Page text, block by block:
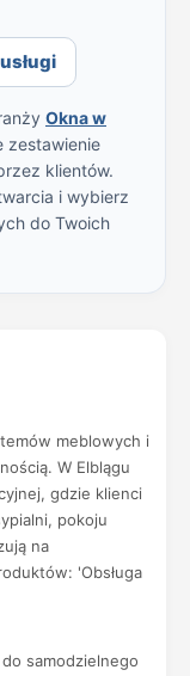
Okna w
zestawienie
klientów.
i wybierz
do Twoich
meblowych i
W Elblągu
gdzie klienci
pokoju
na
'Obsługa
do samodzielnego